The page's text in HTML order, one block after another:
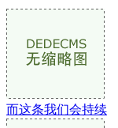
而这条我们会持续